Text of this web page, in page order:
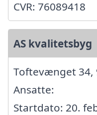
CVR: 76089418
AS kvalitetsbyg
Toftevænget 34,
Ansatte:
Startdato: 20.